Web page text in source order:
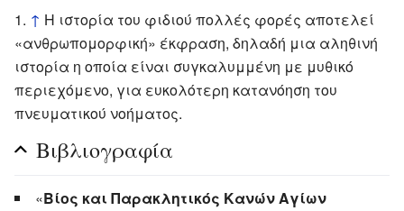
↑ Η ιστορία του φιδιού πολλές φορές αποτελεί
«ανθρωπομορφική» έκφραση, δηλαδή μια αληθινή
ιστορία η οποία είναι συγκαλυμμένη με μυθικό
περιεχόμενο, για ευκολότερη κατανόηση του
πνευματικού νοήματος.
Βιβλιογραφία
«Βίος και Παρακλητικός Κανών Αγίων